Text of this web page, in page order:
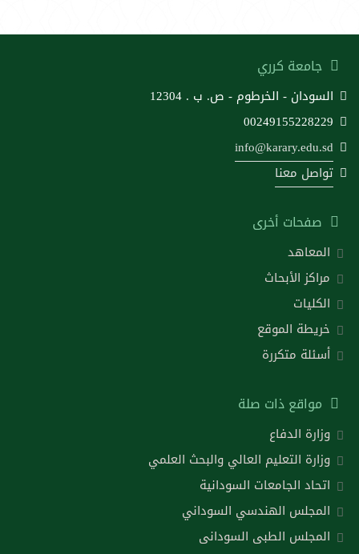
جامعة كرري
السودان - الخرطوم - ص. ب . 12304
00249155228229
info@karary.edu.sd
تواصل معنا
صفحات أخرى
المعاهد
مراكز الأبحاث
الكليات
خريطة الموقع
أسئلة متكررة
مواقع ذات صلة
وزارة الدفاع
وزارة التعليم العالي والبحث العلمي
اتحاد الجامعات السودانية
المجلس الهندسي السوداني
المجلس الطبى السودانى